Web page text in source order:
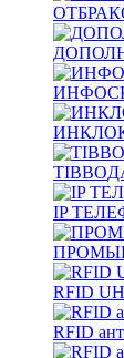
TIBBO
IP
RFID
RFID